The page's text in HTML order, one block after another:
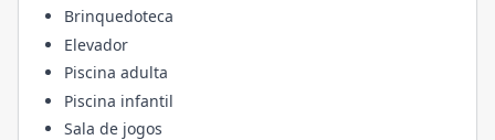
Brinquedoteca
Elevador
Piscina adulta
Piscina infantil
Sala de jogos